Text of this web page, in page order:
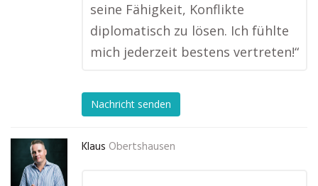
seine Fähigkeit, Konflikte
diplomatisch zu lösen. Ich fühlte
mich jederzeit bestens vertreten!“
Nachricht senden
Klaus Obertshausen